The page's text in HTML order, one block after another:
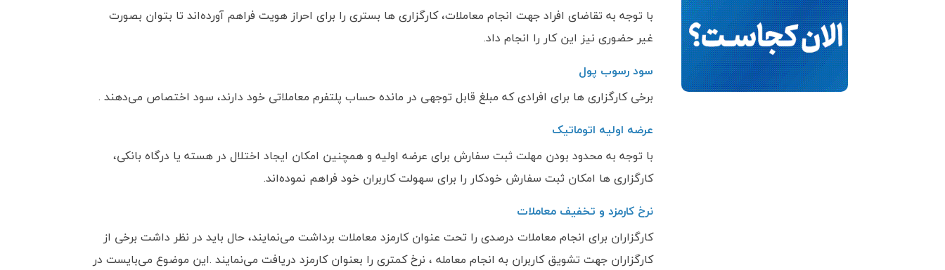
با توجه به تقاضای افراد جهت انجام معاملات، کارگزاری ها بستری را برای احراز هویت فراهم آورده‌اند تا بتوان بصورت
غیر حضوری نیز این کار را انجام داد.
سود رسوب پول
برخی کارگزاری ها برای افرادی که مبلغ قابل توجهی در مانده حساب پلتفرم معاملاتی خود دارند، سود اختصاص می‌دهند .
عرضه اولیه اتوماتیک
با توجه به محدود بودن مهلت ثبت سفارش برای عرضه اولیه و همچنین امکان ایجاد اختلال در هسته یا درگاه بانکی،
کارگزاری ها امکان ثبت سفارش خودکار را برای سهولت کاربران خود فراهم نموده‌اند.
نرخ کارمزد و تخفیف معاملات
کارگزاران برای انجام معاملات درصدی را تحت عنوان کارمزد معاملات برداشت می‌نمایند، حال باید در نظر داشت برخی از
کارگزاران جهت تشویق کاربران به انجام معامله ، نرخ کمتری را بعنوان کارمزد دریافت می‌نمایند .این موضوع می‌بایست در